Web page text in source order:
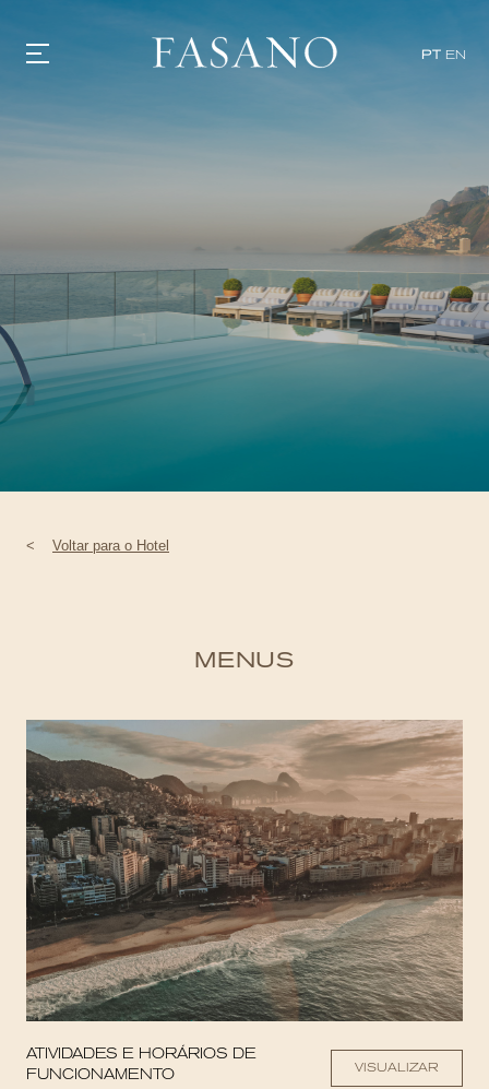
PT EN
DESCUBRA
WHAT'S COOKING
CORRIERE
HISTÓRIA
SUSTENTABILIDADE
CONTATO
< Voltar para o Hotel
MENUS
ATIVIDADES E HORÁRIOS DE
FUNCIONAMENTO
VISUALIZAR